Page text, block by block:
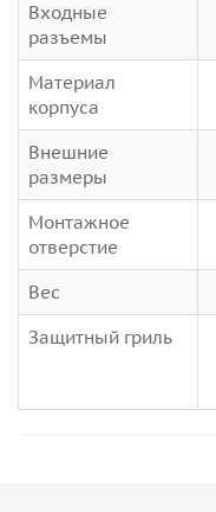
Входные
разъемы
Материал
корпуса
Внешние
размеры
Монтажное
отверстие
Вес
Защитный гриль